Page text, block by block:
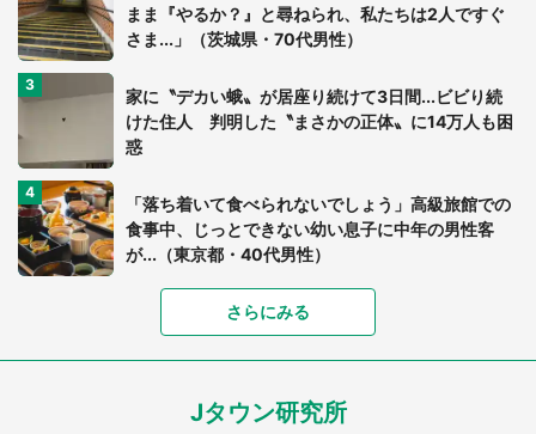
まま『やるか？』と尋ねられ、私たちは2人ですぐ
さま...」（茨城県・70代男性）
家に〝デカい蛾〟が居座り続けて3日間...ビビり続
けた住人 判明した〝まさかの正体〟に14万人も困
惑
「落ち着いて食べられないでしょう」高級旅館での
食事中、じっとできない幼い息子に中年の男性客
が...（東京都・40代男性）
「富豪すぎ」1歳息子の〝店頭駄々こね〟の内容に1.
7万人驚がく 「お菓子売り場ならまだしも...」「ハ
ードル高い」
「閉所恐怖症の私は新幹線で大パニック。隣席の青
さらにみる
Jタウン研究所